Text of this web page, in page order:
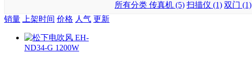
所有分类 传真机 (5) 扫描仪 (1) 双门 (1)
销量
上架时间 价格 人气 更新